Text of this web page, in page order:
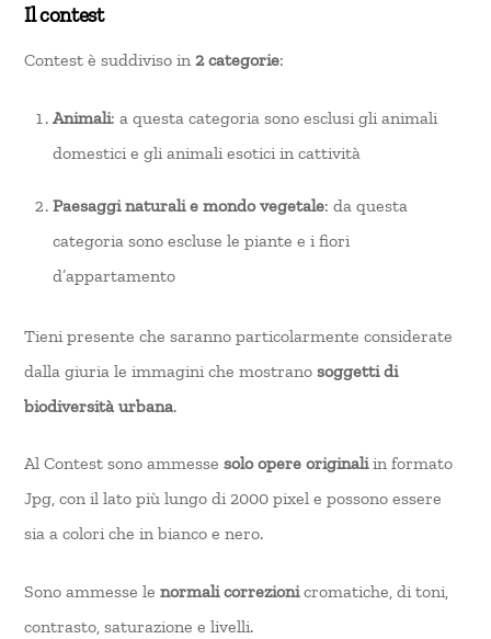
Il contest
Contest è suddiviso in 2 categorie:
Animali: a questa categoria sono esclusi gli animali
domestici e gli animali esotici in cattività
Paesaggi naturali e mondo vegetale: da questa
categoria sono escluse le piante e i fiori
d’appartamento
Tieni presente che saranno particolarmente considerate
dalla giuria le immagini che mostranosoggetti di
biodiversità urbana.
Al Contest sono ammessesolo opere originaliin formato
Jpg, con il lato più lungo di 2000 pixel e possono essere
sia a colori che in bianco e nero.
Sono ammesse lenormali correzionicromatiche, di toni,
contrasto, saturazione e livelli.